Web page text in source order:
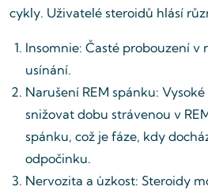
cykly. Uživatelé steroidů hlásí
Insomnie: Časté probouzení v
usínání.
Narušení REM spánku:
snižovat dobu strávenou v
spánku, což je fáze, kdy
odpočinku.
Nervozita a úzkost: Steroidy